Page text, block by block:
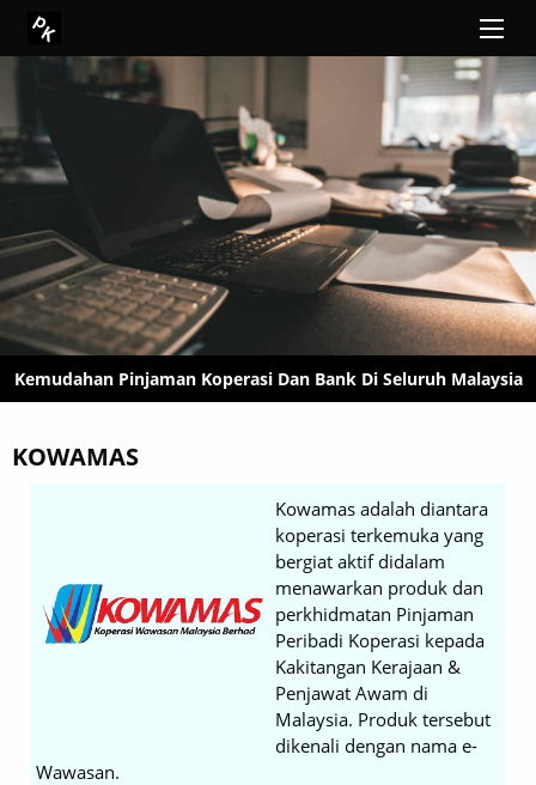
Kemudahan Pinjaman Koperasi Dan Bank Di Seluruh Malaysia
KOWAMAS
Kowamas adalah diantara
koperasi terkemuka yang
bergiat aktif didalam
menawarkan produk dan
perkhidmatan Pinjaman
Peribadi Koperasi kepada
Kakitangan Kerajaan &
Penjawat Awam di
Malaysia. Produk tersebut
dikenali dengan nama e-
Wawasan.